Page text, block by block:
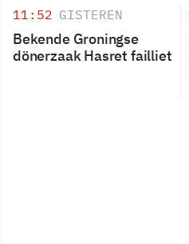
11:52 GISTEREN
Bekende Groningse
dönerzaak Hasret failliet